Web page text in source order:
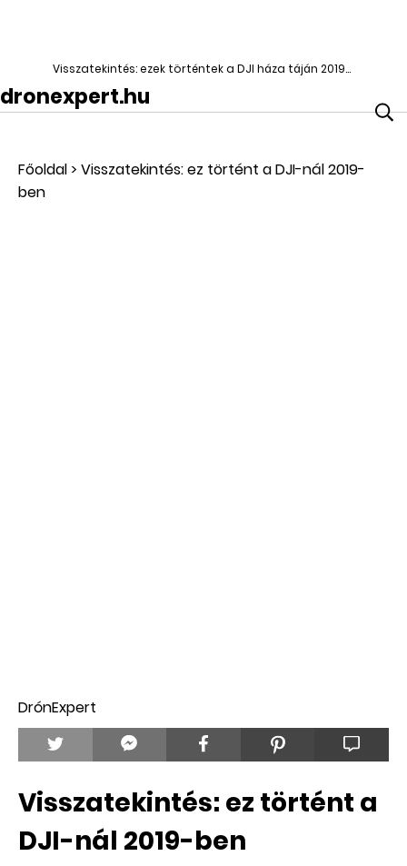
Visszatekintés: ezek történtek a DJI háza táján 2019-ben
dronexpert.hu
Főoldal> Visszatekintés: ez történt a DJI-nál 2019-
ben
DrónExpert
Visszatekintés: ez történt a
DJI-nál 2019-ben